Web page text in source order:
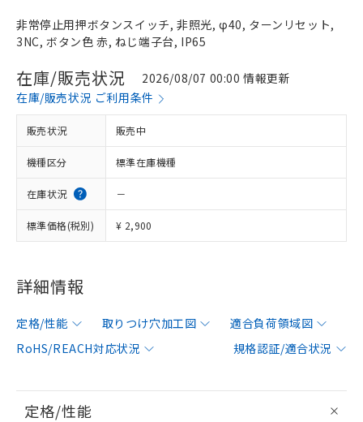
非常停止用押ボタンスイッチ, 非照光, φ40, ターンリセット,
3NC, ボタン色 赤, ねじ端子台, IP65
在庫/販売状況
2026/08/07 00:00 情報更新
在庫/販売状況 ご利用条件
販売状況 販売中
機種区分 標準在庫機種
在庫状況 －
標準価格(税別) ¥ 2,900
詳細情報
定格/性能 取りつけ穴加工図
適合負荷領域図
RoHS/REACH対応状況
規格認証/適合状況
定格/性能